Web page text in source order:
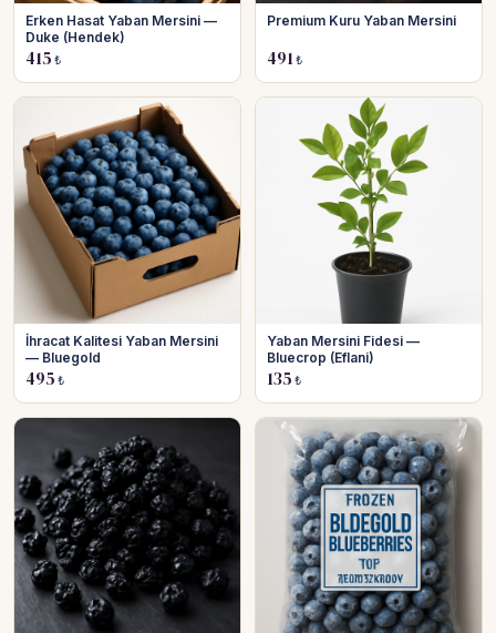
Erken Hasat Yaban Mersini —
Duke (Hendek)
415 ₺
Premium Kuru Yaban Mersini
491₺
İhracat Kalitesi Yaban Mersini
— Bluegold
495 ₺
Yaban Mersini Fidesi —
Bluecrop (Eflani)
135 ₺